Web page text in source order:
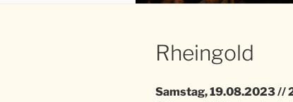
Rheingold
Samstag, 19.08.2023 //